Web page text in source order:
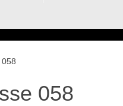
058